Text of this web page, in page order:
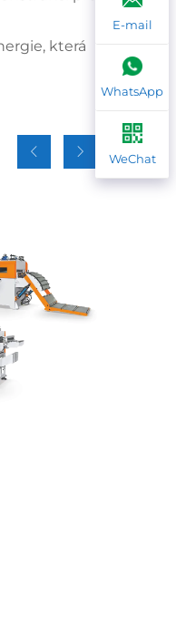
která
E-mail
WhatsApp
WeChat